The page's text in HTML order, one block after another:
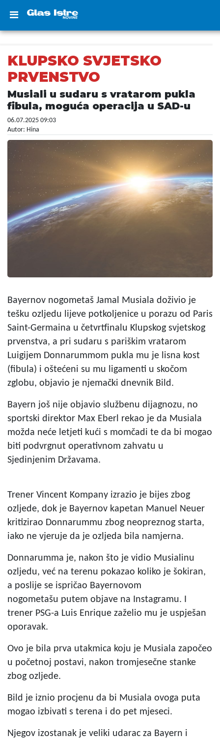
KLUPSKO SVJETSKO
PRVENSTVO
Musiali u sudaru s vratarom pukla
fibula, moguća operacija u SAD-u
06.07.2025 09:03
Autor: Hina
Bayernov nogometaš Jamal Musiala doživio je
tešku ozljedu lijeve potkoljenice u porazu od Paris
Saint-Germaina u četvrtfinalu Klupskog svjetskog
prvenstva, a pri sudaru s pariškim vratarom
Luigijem Donnarummom pukla mu je lisna kost
(fibula) i oštećeni su mu ligamenti u skočom
zglobu, objavio je njemački dnevnik Bild.
Bayern još nije objavio službenu dijagnozu, no
sportski direktor Max Eberl rekao je da Musiala
možda neće letjeti kući s momčadi te da bi mogao
biti podvrgnut operativnom zahvatu u
Sjedinjenim Državama.
Trener Vincent Kompany izrazio je bijes zbog
ozljede, dok je Bayernov kapetan Manuel Neuer
kritizirao Donnarummu zbog neopreznog starta,
iako ne vjeruje da je ozljeda bila namjerna.
Donnarumma je, nakon što je vidio Musialinu
ozljedu, već na terenu pokazao koliko je šokiran,
a poslije se ispričao Bayernovom
nogometašu putem objave na Instagramu. I
trener PSG-a Luis Enrique zaželio mu je uspješan
oporavak.
Ovo je bila prva utakmica koju je Musiala započeo
u početnoj postavi, nakon tromjesečne stanke
zbog ozljede.
Bild je iznio procjenu da bi Musiala ovoga puta
mogao izbivati s terena i do pet mjeseci.
Njegov izostanak je veliki udarac za Bayern i